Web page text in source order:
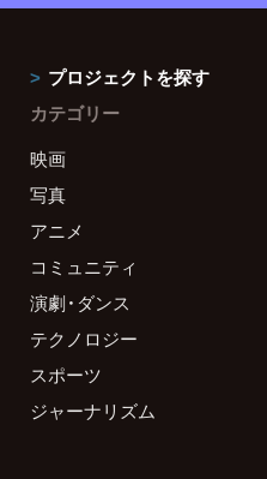
プロジェクトを探す
カテゴリー
映画
写真
アニメ
コミュニティ
演劇・ダンス
テクノロジー
スポーツ
ジャーナリズム